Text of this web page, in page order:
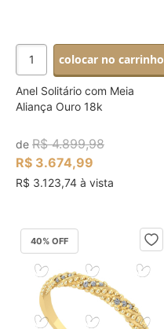
colocar no carrinho
Anel Solitário com Meia
Aliança Ouro 18k
de R$ 4.899,98
R$ 3.674,99
R$ 3.123,74 à vista
40% OFF